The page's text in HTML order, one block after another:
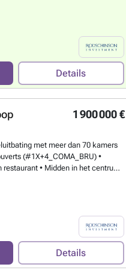
Prijs: 895.000 € (aandelen)
worden authentieke foto’s
van het dossier. We zijn geen
in de verkoop van
Meer weten?
Details
1 900 000 €
met meer dan 70 kamers
(#1X+4_COMA_BRU) •
restaurant • Midden in het centrum
bij opvraging van het
van professionele off-market
Details